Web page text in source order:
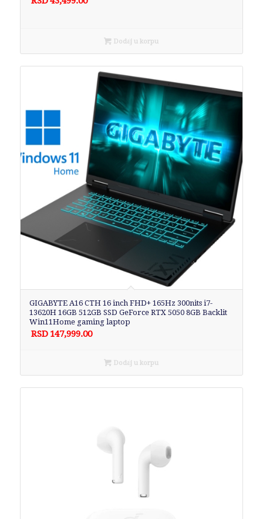
Dodaj u korpu
GIGABYTE A16 CTH 16 inch FHD+ 165Hz 300nits i7-
13620H 16GB 512GB SSD GeForce RTX 5050 8GB Backlit
Win11Home gaming laptop
RSD 147,999.00
Dodaj u korpu